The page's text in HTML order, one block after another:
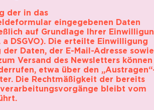
der in das
eingegebenen Daten
auf Grundlage Ihrer
DSGVO). Die erteilte Einwilligung
der Daten, der E-Mail-Adresse sowie
Versand des Newsletters können
etwa über den
Die Rechtmäßigkeit der bereits
bleibt vom